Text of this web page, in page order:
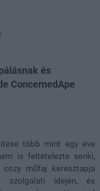
és
ConcernedApe
több mint egy éve
is feltételezte senki,
műfaj keresztapja
idején, és